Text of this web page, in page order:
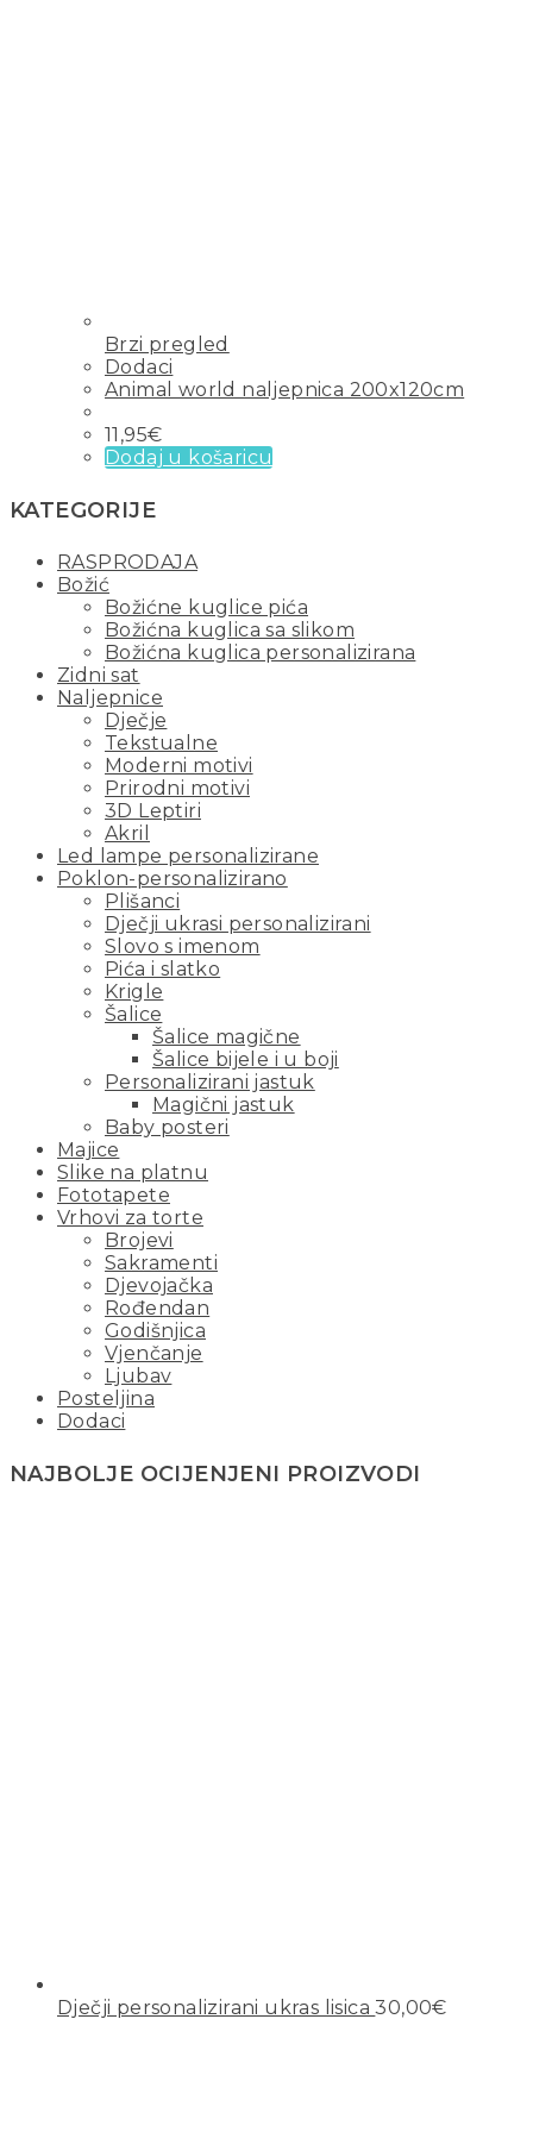
Brzi pregled
Dodaci
Animal world naljepnica 200x120cm
11,95€
Dodaj u košaricu
KATEGORIJE
RASPRODAJA
Božić
Božićne kuglice pića
Božićna kuglica sa slikom
Božićna kuglica personalizirana
Zidni sat
Naljepnice
Dječje
Tekstualne
Moderni motivi
Prirodni motivi
3D Leptiri
Akril
Led lampe personalizirane
Poklon-personalizirano
Plišanci
Dječji ukrasi personalizirani
Slovo s imenom
Pića i slatko
Krigle
Šalice
Šalice magične
Šalice bijele i u boji
Personalizirani jastuk
Magični jastuk
Baby posteri
Majice
Slike na platnu
Fototapete
Vrhovi za torte
Brojevi
Sakramenti
Djevojačka
Rođendan
Godišnjica
Vjenčanje
Ljubav
Posteljina
Dodaci
NAJBOLJE OCIJENJENI PROIZVODI
Dječji personalizirani ukras lisica 30,00€